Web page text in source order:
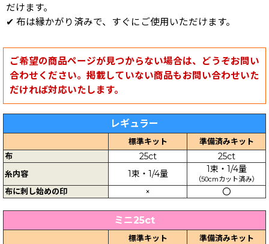
だけます。
✔ 布は縁かがり済みで、すぐにご使用いただけます。
ご希望の商品ページが見つからない場合は、どうぞお問い
合わせください。掲載していない商品もお問い合わせいた
だければ対応いたします。
レギュラー
標準キット
準備済みキット
布
25ct 25ct
糸内容 1束・1/4量 1束・1/4量
（50cmカット済み）
布に刺し始めの印 × 〇
ミニ25ct
標準キット 準備済みキット